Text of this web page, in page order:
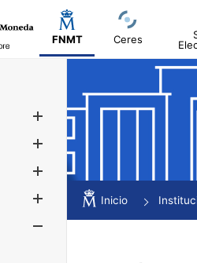
FNMT Ceres
Mostrar/
Mostrar/
Inicio